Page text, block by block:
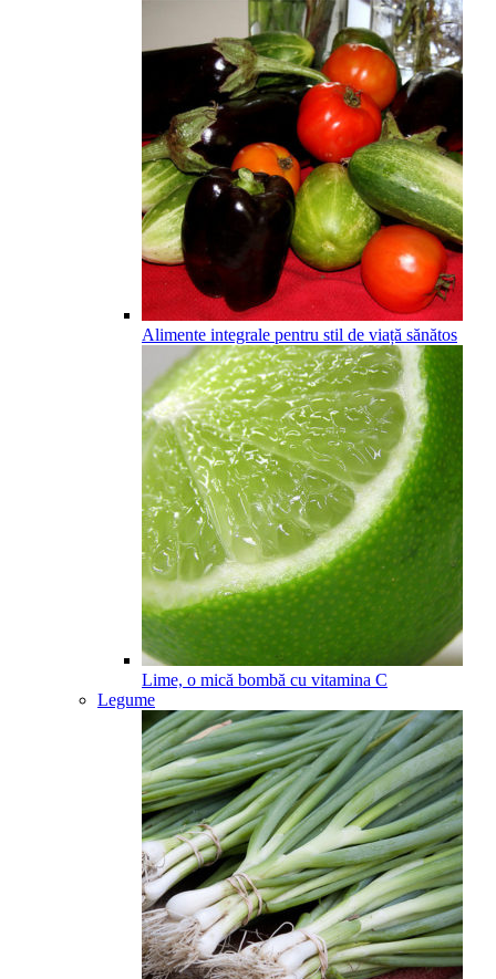
Alimente integrale pentru stil de viață sănătos
Lime, o mică bombă cu vitamina C
Legume